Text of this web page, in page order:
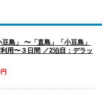
島」 〜「直島」「小豆島」
用〜３日間 ／2泊目：デラッ